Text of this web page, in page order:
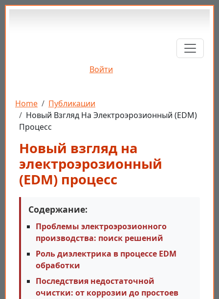
Перейти к основному содержанию
Войти
Строка навигации
Home
Публикации
Новый Взгляд На Электроэрозионный (EDM)
Процесс
Новый взгляд на
электроэрозионный
(EDM) процесс
Содержание:
Проблемы электроэрозионного
производства: поиск решений
Роль диэлектрика в процессе EDM
обработки
Последствия недостаточной
очистки: от коррозии до простоев